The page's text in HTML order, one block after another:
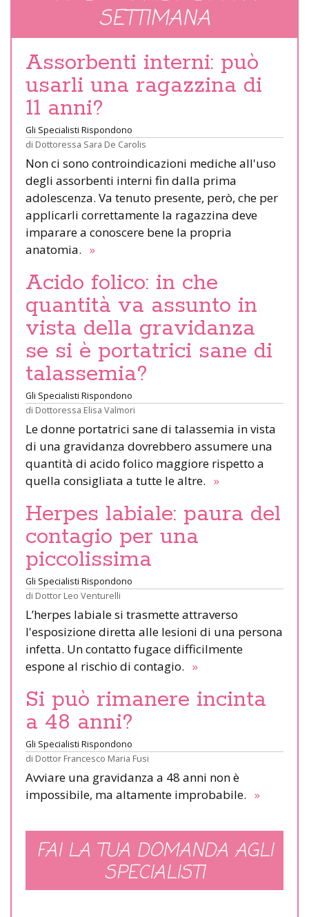
SETTIMANA
Assorbenti interni: può
usarli una ragazzina di
11 anni?
Gli Specialisti Rispondono
di Dottoressa Sara De Carolis
Non ci sono controindicazioni mediche all'uso
degli assorbenti interni fin dalla prima
adolescenza. Va tenuto presente, però, che per
applicarli correttamente la ragazzina deve
imparare a conoscere bene la propria
anatomia. »
Acido folico: in che
quantità va assunto in
vista della gravidanza
se si è portatrici sane di
talassemia?
Gli Specialisti Rispondono
di Dottoressa Elisa Valmori
Le donne portatrici sane di talassemia in vista
di una gravidanza dovrebbero assumere una
quantità di acido folico maggiore rispetto a
quella consigliata a tutte le altre. »
Herpes labiale: paura del
contagio per una
piccolissima
Gli Specialisti Rispondono
di Dottor Leo Venturelli
L’herpes labiale si trasmette attraverso
l'esposizione diretta alle lesioni di una persona
infetta. Un contatto fugace difficilmente
espone al rischio di contagio. »
Si può rimanere incinta
a 48 anni?
Gli Specialisti Rispondono
di Dottor Francesco Maria Fusi
Avviare una gravidanza a 48 anni non è
impossibile, ma altamente improbabile. »
FAI LA TUA DOMANDA AGLI
SPECIALISTI